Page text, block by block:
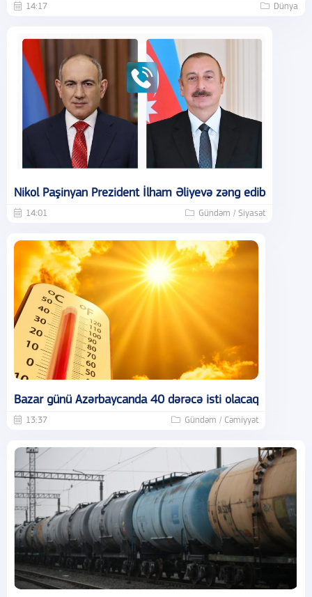
14:17 Dünya
Nikol Paşinyan Prezident İlham Əliyevə zəng edib
14:01 Gündəm / Siyasət
Bazar günü Azərbaycanda 40 dərəcə isti olacaq
13:37 Gündəm / Cəmiyyət